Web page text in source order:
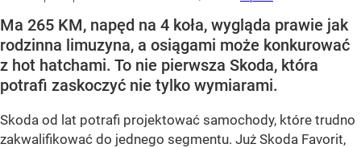
Ma 265 KM, napęd na 4 koła, wygląda prawie jak
rodzinna limuzyna, a osiągami może konkurować
z hot hatchami. To nie pierwsza Skoda, która
potrafi zaskoczyć nie tylko wymiarami.
Skoda od lat potrafi projektować samochody, które trudno
zakwalifikować do jednego segmentu. Już Skoda Favorit,